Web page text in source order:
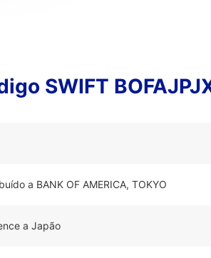
SWIFT
a BANK OF AMERICA, TOKYO
a Japão